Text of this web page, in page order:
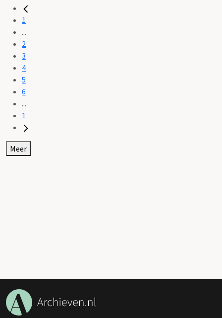
1
...
2
3
4
5
6
...
1
Meer